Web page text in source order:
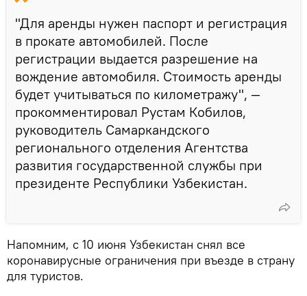
"Для аренды нужен паспорт и регистрация
в прокате автомобилей. После
регистрации выдается разрешение на
вождение автомобиля. Стоимость аренды
будет учитываться по километражу", —
прокомментировал Рустам Кобилов,
руководитель Самаркандского
регионального отделения Агентства
развития государственной службы при
президенте Республики Узбекистан.
Напомним, с 10 июня Узбекистан снял все
коронавирусные ограничения при въезде в страну
для туристов.